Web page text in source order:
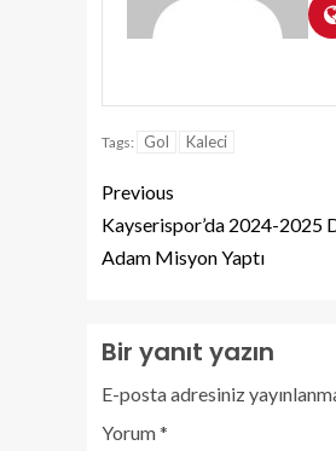
Tags: Gol Kaleci
Previous
Kayserispor’da 2024-2025
Adam Misyon Yaptı
Bir yanıt yazın
E-posta adresiniz
Yorum*